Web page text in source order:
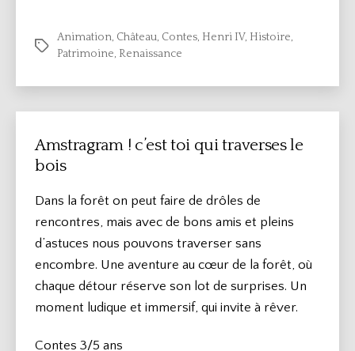
Étiquettes
Animation, Château, Contes, Henri IV, Histoire,
Patrimoine, Renaissance
Amstragram ! c’est toi qui traverses le
bois
Dans la forêt on peut faire de drôles de
rencontres, mais avec de bons amis et pleins
d’astuces nous pouvons traverser sans
encombre. Une aventure au cœur de la forêt, où
chaque détour réserve son lot de surprises. Un
moment ludique et immersif, qui invite à rêver.
Contes 3/5 ans